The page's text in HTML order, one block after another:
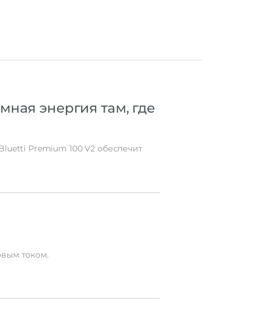
энергия там, где
Premium 100V2 обеспечит
током.